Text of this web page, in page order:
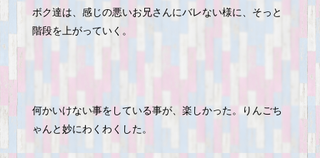
ボク達は、感じの悪いお兄さんにバレない様に、そっと
階段を上がっていく。
何かいけない事をしている事が、楽しかった。りんごち
ゃんと妙にわくわくした。